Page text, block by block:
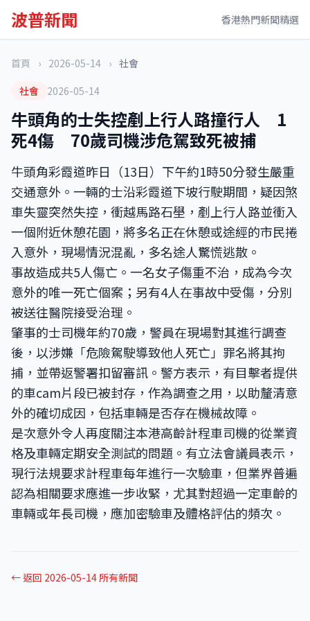
波普新聞 香港熱門新聞精選
首頁 › 2026-05-14 › 社會
社會
2026-05-14
牛頭角的士失控剷上行人路撞行人 1
死4傷 70歲司機涉危駕致死被捕
牛頭角彩霞道昨日（13日）下午約1時50分發生嚴重
交通意外。一輛的士沿彩霞道下坡行駛期間，疑因煞
車失靈突然失控，衝越馬路石壆，剷上行人路並衝入
一個附近休憩花園，將多名正在休憩或途經的市民捲
入意外，現場情況混亂，多名途人驚慌逃散。
事故造成共5人傷亡。一名女子傷重不治，成為今次
意外的唯一死亡個案；另有4人在事故中受傷，分別
被送往醫院接受治理。
肇事的士司機年約70歲，警員在現場對其進行調查
後，以涉嫌「危險駕駛導致他人死亡」罪名將其拘
捕，並帶返警署扣留審訊。警方表示，有目擊者提供
的車cam片段已被封存，作為調查之用，以助釐清意
外的確切成因，包括車輛是否存在機械故障。
是次意外令人再度關注本港高齡計程車司機的從業資
格及車輛定期安全測試的問題。有立法會議員表示，
現行法規要求計程車每年進行一次驗車，但業界普遍
認為相關要求應進一步收緊，尤其對超過一定車齡的
車輛或年長司機，應加密驗車及體格評估的頻次。
← 返回 2026-05-14 所有新聞